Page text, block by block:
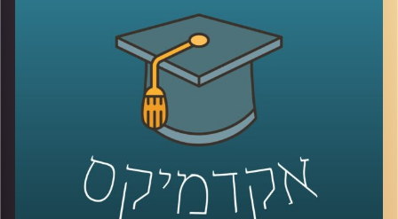
בשעה שמאירה זרקור על נקודות מפתח בעולם העבודה, ד"ר
דנה פרג, ראשת תוכנית התואר השני בהתנהגות ופיתוח ארגונים
בבית הספר איבצ'ר לפסיכולוגיה ובבית הספר אריסון למינהל
עסקים באוניברסיטת רייכמן תענה על כל השאלות האלה,
ותסביר למה לא ניתן לנתק בין העבודה שלנו לבין החיים
קרדיט תמונות:
AudioVersity